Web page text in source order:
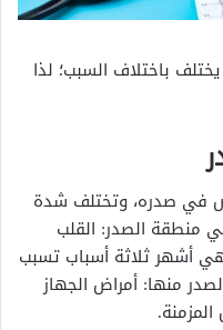
باختلاف السبب؛ لذا
في صدره، وتختلف شدة
منطقة الصدر: القلب
أشهر ثلاثة أسباب تسبب
منها: أمراض الجهاز